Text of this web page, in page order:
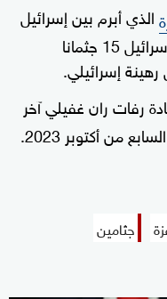
الذي أبرم بين إسرائيل
وحماس بوساطة أميركية، أن تسلم إسرائيل 15 جثمانا
إسرائيلي.
رفات ران غفيلي آخر
من أكتوبر 2023.
جثامين